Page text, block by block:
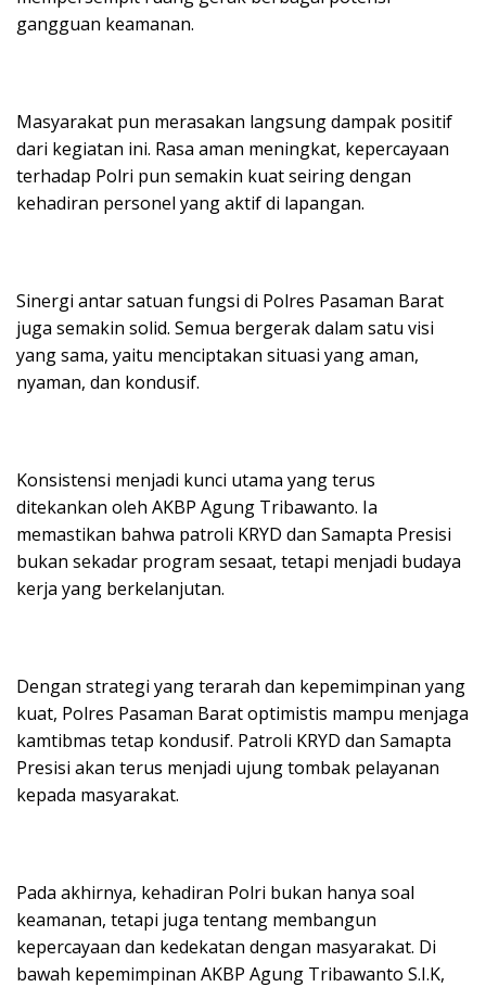
gangguan keamanan.
Masyarakat pun merasakan langsung dampak positif
dari kegiatan ini. Rasa aman meningkat, kepercayaan
terhadap Polri pun semakin kuat seiring dengan
kehadiran personel yang aktif di lapangan.
Sinergi antar satuan fungsi di Polres Pasaman Barat
juga semakin solid. Semua bergerak dalam satu visi
yang sama, yaitu menciptakan situasi yang aman,
nyaman, dan kondusif.
Konsistensi menjadi kunci utama yang terus
ditekankan oleh AKBP Agung Tribawanto. Ia
memastikan bahwa patroli KRYD dan Samapta Presisi
bukan sekadar program sesaat, tetapi menjadi budaya
kerja yang berkelanjutan.
Dengan strategi yang terarah dan kepemimpinan yang
kuat, Polres Pasaman Barat optimistis mampu menjaga
kamtibmas tetap kondusif. Patroli KRYD dan Samapta
Presisi akan terus menjadi ujung tombak pelayanan
kepada masyarakat.
Pada akhirnya, kehadiran Polri bukan hanya soal
keamanan, tetapi juga tentang membangun
kepercayaan dan kedekatan dengan masyarakat. Di
bawah kepemimpinan AKBP Agung Tribawanto S.I.K,